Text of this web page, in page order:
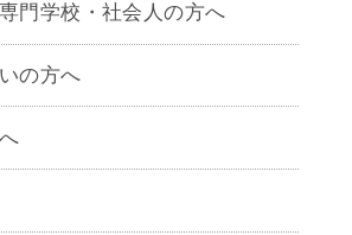
門学校・社会人の方へ
の方へ